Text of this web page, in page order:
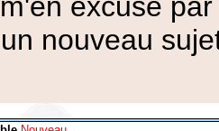
excuse
nouveau